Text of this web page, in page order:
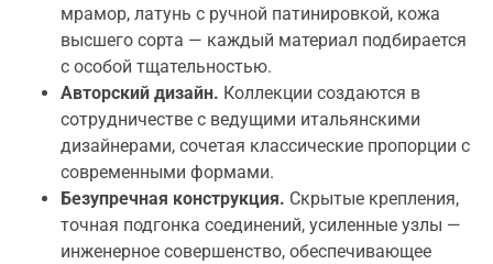
мрамор, латунь с ручной патинировкой, кожа
высшего сорта — каждый материал подбирается
с особой тщательностью.
Авторский дизайн. Коллекции создаются в
сотрудничестве с ведущими итальянскими
дизайнерами, сочетая классические пропорции с
современными формами.
Безупречная конструкция. Скрытые крепления,
точная подгонка соединений, усиленные узлы —
инженерное совершенство, обеспечивающее